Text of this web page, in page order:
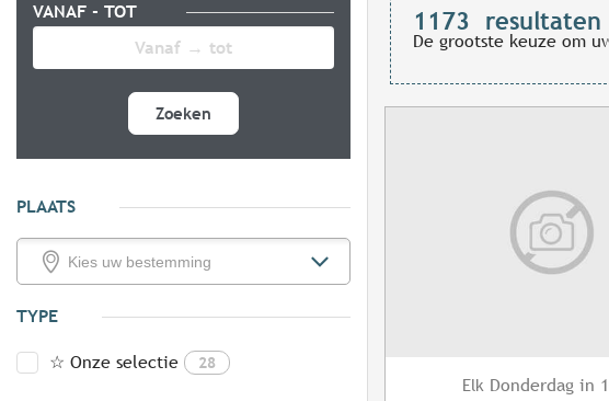
VANAF - TOT
Zoeken
PLAATS
TYPE
☆ Onze selectie 28
1173 resultaten
De grootste keuze om
Elk Donderdag in